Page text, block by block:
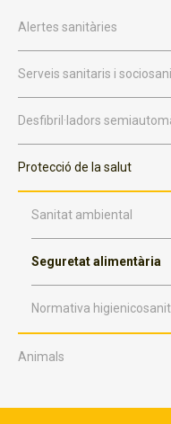
Alertes sanitàries
Serveis sanitaris i
Desfibril·ladors
Protecció de la salut
Sanitat ambiental
Seguretat alimentària
Normativa
Animals